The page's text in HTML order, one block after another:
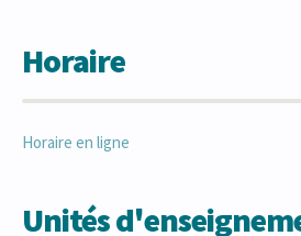
Horaire
Horaire en ligne
Unités